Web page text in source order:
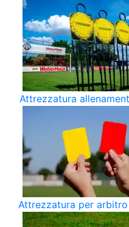
Attrezzatura
Attrezzatura per